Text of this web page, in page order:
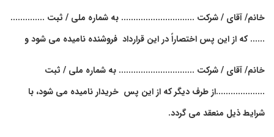
خانم/ آقای / شرکت .............................. به شماره ملی / ثبت ..............
...... که از این پس اختصاراً در این قرارداد فروشنده نامیده می شود و
خانم/ آقای / شرکت ............................... به شماره ملی / ثبت
....................از طرف دیگر که از این پس خریدار نامیده می شود، با
شرایط ذیل منعقد می گردد.